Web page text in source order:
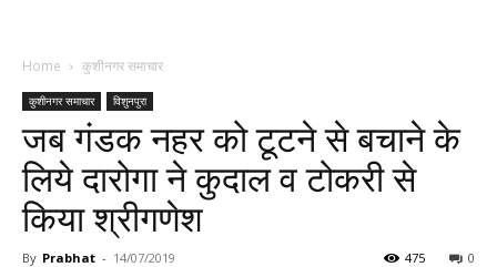
Home कुशीनगर समाचार
कुशीनगर समाचार विशुनपुरा
जब गंडक नहर को टूटने से बचाने के
लिये दारोगा ने कुदाल व टोकरी से
किया श्रीगणेश
By Prabhat - 14/07/2019 0
475